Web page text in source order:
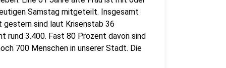
Samstag mitgeteilt. Insgesamt
sind laut Krisenstab 36
rund 3.400. Fast 80 Prozent davon sind
700 Menschen in unserer Stadt. Die